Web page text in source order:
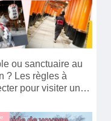
ou sanctuaire au
? Les règles à
pour visiter un